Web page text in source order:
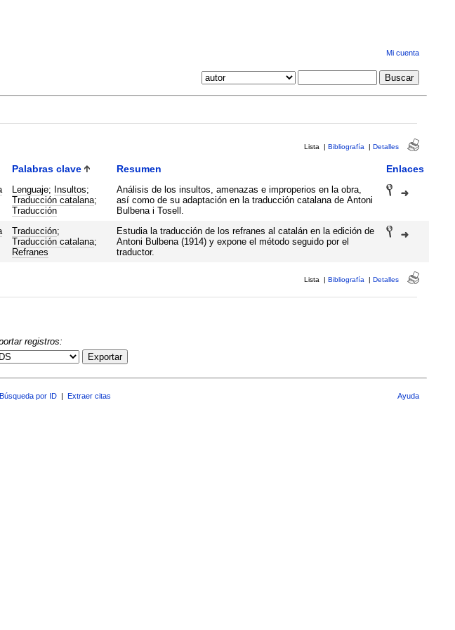
Mi cuenta
Lista | Bibliografía | Detalles
Palabras clave Resumen Enlaces
Lenguaje; Insultos;
Traducción catalana;
Traducción
Análisis de los insultos, amenazas e improperios en la obra,
así como de su adaptación en la traducción catalana de Antoni
Bulbena i Tosell.
Traducción;
Traducción catalana;
Refranes
Estudia la traducción de los refranes al catalán en la edición de
Antoni Bulbena (1914) y expone el método seguido por el
traductor.
Lista | Bibliografía | Detalles
registros:
Exportar
Búsqueda por ID Extraer citas Ayuda